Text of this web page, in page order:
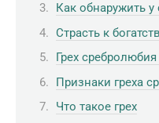
Как обнаружить у
Страсть к
Грех
Признаки греха
Что такое грех